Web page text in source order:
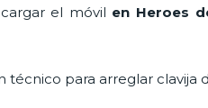
el móvil en Heroes
técnico para arreglar clavija